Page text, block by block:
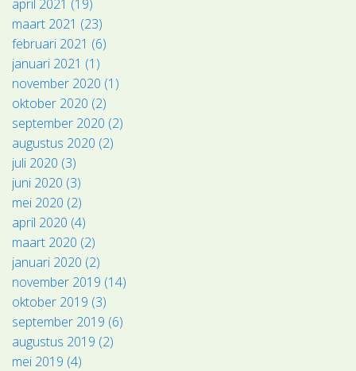
april 2021 (19)
maart 2021 (23)
februari 2021 (6)
januari 2021 (1)
november 2020 (1)
oktober 2020 (2)
september 2020 (2)
augustus 2020 (2)
juli 2020 (3)
juni 2020 (3)
mei 2020 (2)
april 2020 (4)
maart 2020 (2)
januari 2020 (2)
november 2019 (14)
oktober 2019 (3)
september 2019 (6)
augustus 2019 (2)
mei 2019 (4)